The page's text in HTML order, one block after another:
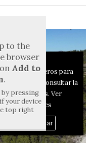
to the
browser
Add to
.
by pressing
your device
top right
cookies:
y de terceros para
Puedes consultar la
Ver
y Cookies
Personalizar